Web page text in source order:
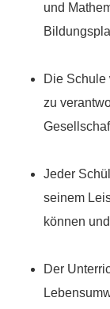
und
Die Schule
zu
Jeder
seinem
können
Der